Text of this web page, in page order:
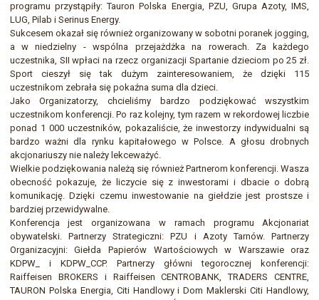
programu przystąpiły: Tauron Polska Energia, PZU, Grupa Azoty, IMS,
LUG, Pilab i Serinus Energy.
Sukcesem okazał się również organizowany w sobotni poranek jogging,
a w niedzielny - wspólna przejażdżka na rowerach. Za każdego
uczestnika, SII wpłaci na rzecz organizacji Spartanie dzieciom po 25 zł.
Sport cieszył się tak dużym zainteresowaniem, że dzięki 115
uczestnikom zebrała się pokaźna suma dla dzieci.
Jako Organizatorzy, chcieliśmy bardzo podziękować wszystkim
uczestnikom konferencji. Po raz kolejny, tym razem w rekordowej liczbie
ponad 1 000 uczestników, pokazaliście, że inwestorzy indywidualni są
bardzo ważni dla rynku kapitałowego w Polsce. A głosu drobnych
akcjonariuszy nie należy lekceważyć.
Wielkie podziękowania należą się również Partnerom konferencji. Wasza
obecność pokazuje, że liczycie się z inwestorami i dbacie o dobrą
komunikację. Dzięki czemu inwestowanie na giełdzie jest prostsze i
bardziej przewidywalne.
Konferencja jest organizowana w ramach programu Akcjonariat
obywatelski. Partnerzy Strategiczni: PZU i Azoty Tarnów. Partnerzy
Organizacyjni: Giełda Papierów Wartościowych w Warszawie oraz
KDPW_ i KDPW_CCP. Partnerzy główni tegorocznej konferencji:
Raiffeisen BROKERS i Raiffeisen CENTROBANK, TRADERS CENTRE,
TAURON Polska Energia, Citi Handlowy i Dom Maklerski Citi Handlowy,